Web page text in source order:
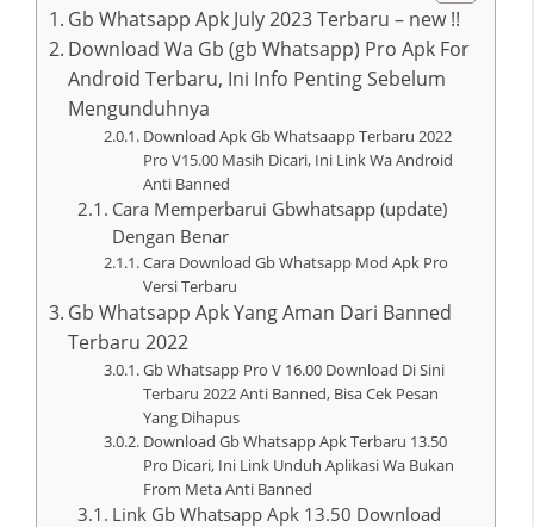
Gb Whatsapp Apk July 2023 Terbaru – new !!
Download Wa Gb (gb Whatsapp) Pro Apk For
Android Terbaru, Ini Info Penting Sebelum
Mengunduhnya
Download Apk Gb Whatsaapp Terbaru 2022
Pro V15.00 Masih Dicari, Ini Link Wa Android
Anti Banned
Cara Memperbarui Gbwhatsapp (update)
Dengan Benar
Cara Download Gb Whatsapp Mod Apk Pro
Versi Terbaru
Gb Whatsapp Apk Yang Aman Dari Banned
Terbaru 2022
Gb Whatsapp Pro V 16.00 Download Di Sini
Terbaru 2022 Anti Banned, Bisa Cek Pesan
Yang Dihapus
Download Gb Whatsapp Apk Terbaru 13.50
Pro Dicari, Ini Link Unduh Aplikasi Wa Bukan
From Meta Anti Banned
Link Gb Whatsapp Apk 13.50 Download